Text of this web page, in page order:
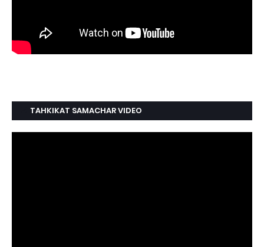
TAHKIKAT SAMACHAR VIDEO